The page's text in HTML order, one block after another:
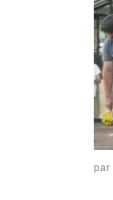
par